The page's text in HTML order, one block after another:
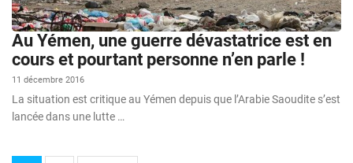
Au Yémen, une guerre dévastatrice est en
cours et pourtant personne n’en parle !
11 décembre 2016
La situation est critique au Yémen depuis que l’Arabie Saoudite s’est
lancée dans une lutte …